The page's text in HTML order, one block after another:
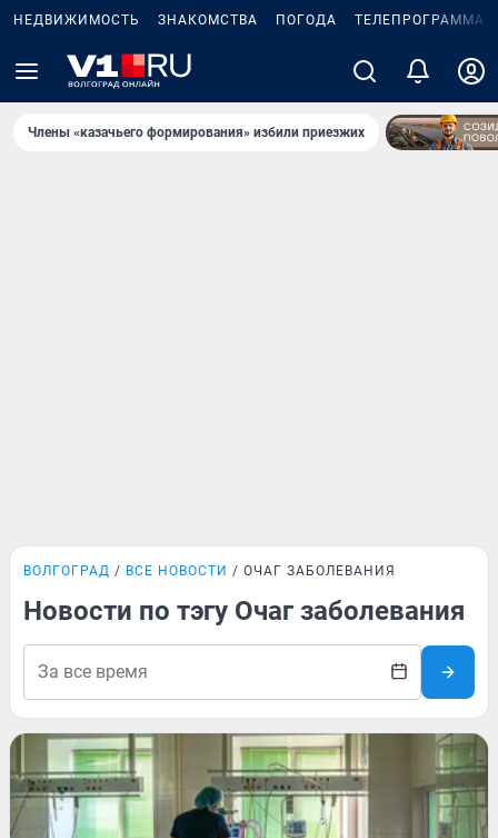
НЕДВИЖИМОСТЬ ЗНАКОМСТВА ПОГОДА ТЕЛЕПРОГРАММА
Члены «казачьего формирования» избили приезжих
ВОЛГОГРАД ВСЕ НОВОСТИ ОЧАГ ЗАБОЛЕВАНИЯ
Новости по тэгу Очаг заболевания